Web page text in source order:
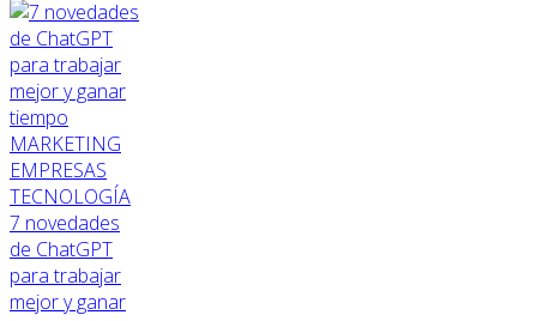
MARKETING
EMPRESAS
TECNOLOGÍA
7 novedades
de ChatGPT
para trabajar
mejor y ganar